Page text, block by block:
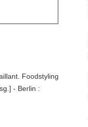
Foodstyling
- Berlin :